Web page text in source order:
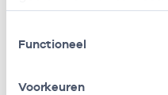
Functioneel
Voorkeuren